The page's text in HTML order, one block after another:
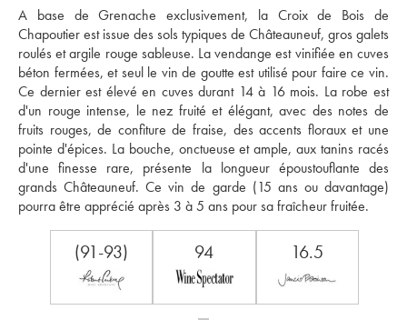
A base de Grenache exclusivement, la Croix de Bois de
Chapoutier est issue des sols typiques de Châteauneuf, gros galets
roulés et argile rouge sableuse. La vendange est vinifiée en cuves
béton fermées, et seul le vin de goutte est utilisé pour faire ce vin.
Ce dernier est élevé en cuves durant 14 à 16 mois. La robe est
d'un rouge intense, le nez fruité et élégant, avec des notes de
fruits rouges, de confiture de fraise, des accents floraux et une
pointe d'épices. La bouche, onctueuse et ample, aux tanins racés
d'une finesse rare, présente la longueur époustouflante des
grands Châteauneuf. Ce vin de garde (15 ans ou davantage)
pourra être apprécié après 3 à 5 ans pour sa fraîcheur fruitée.
(91-93) 94 16.5